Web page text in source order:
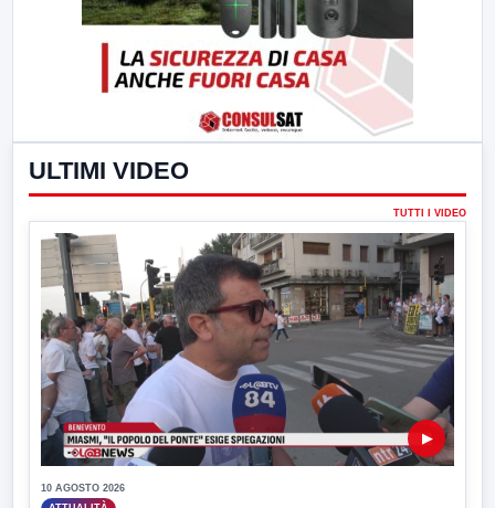
ULTIMI VIDEO
TUTTI I VIDEO
▶
10 AGOSTO 2026